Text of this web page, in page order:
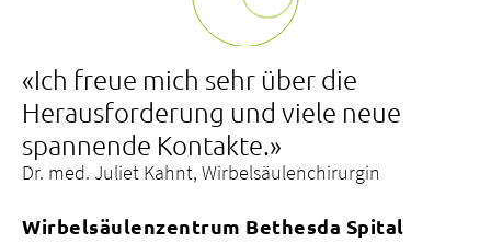
«Ich freue mich sehr über die
Herausforderung und viele neue
spannende Kontakte.»
Dr. med. Juliet Kahnt, Wirbelsäulenchirurgin
Wirbelsäulenzentrum Bethesda Spital